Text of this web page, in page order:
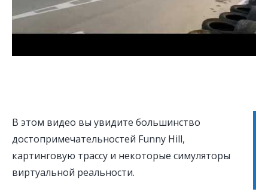
В этом видео вы увидите большинство
достопримечательностей Funny Hill,
картинговую трассу и некоторые симуляторы
виртуальной реальности.